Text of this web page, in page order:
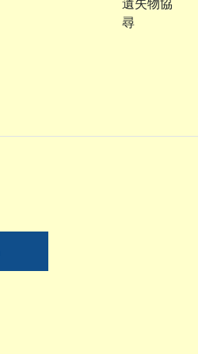
遺失物協
尋